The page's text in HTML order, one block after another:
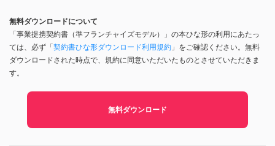
無料ダウンロードについて
「事業提携契約書（準フランチャイズモデル）」の本ひな形の利用にあたっ
ては、必ず「契約書ひな形ダウンロード利用規約 」をご確認ください。無料
ダウンロードされた時点で、規約に同意いただいたものとさせていただきま
す。
無料ダウンロード